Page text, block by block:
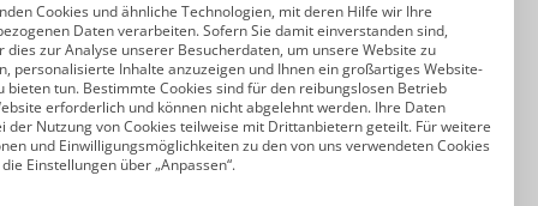
Cookies und ähnliche Technologien, mit deren Hilfe wir Ihre
Daten verarbeiten. Sofern Sie damit einverstanden sind,
dies zur Analyse unserer Besucherdaten, um unsere Website zu
personalisierte Inhalte anzuzeigen und Ihnen ein großartiges Website-
bieten tun. Bestimmte Cookies sind für den reibungslosen Betrieb
erforderlich und können nicht abgelehnt werden. Ihre Daten
der Nutzung von Cookies teilweise mit Drittanbietern geteilt. Für weitere
und Einwilligungsmöglichkeiten zu den von uns verwendeten Cookies
Einstellungen über „Anpassen“.